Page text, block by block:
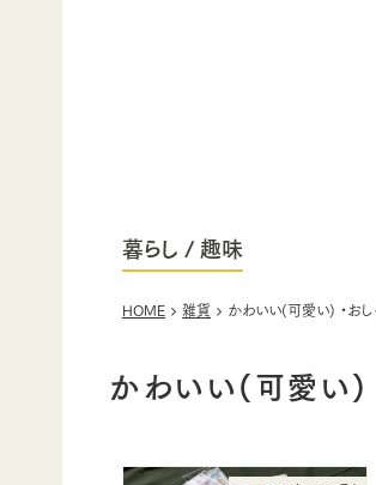
暮らし / 趣味
HOME 雑貨 かわいい(可愛い) ・お
かわいい(可愛い)